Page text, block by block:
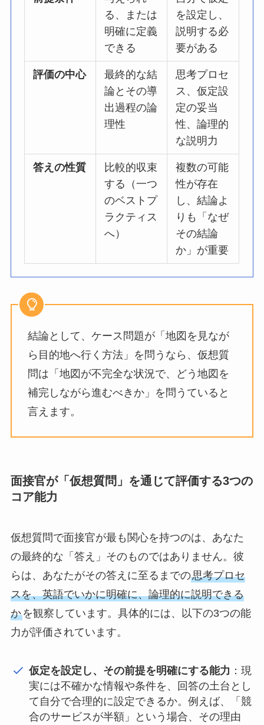
る、または
明確に定義
できる
を設定し、
説明する必
要がある
評価の中心
最終的な結
論とその導
出過程の論
理性
思考プロセ
ス、仮定設
定の妥当
性、論理的
な説明力
答えの性質
比較的収束
する（一つ
のベストプ
ラクティス
へ）
複数の可能
性が存在
し、結論よ
りも「なぜ
その結論
か」が重要
結論として、ケース問題が「地図を見なが
ら目的地へ行く方法」を問うなら、仮想質
問は「地図が不完全な状況で、どう地図を
補完しながら進むべきか」を問うていると
言えます。
面接官が「仮想質問」を通じて評価する3つの
コア能力
仮想質問で面接官が最も関心を持つのは、あなた
の最終的な「答え」そのものではありません。彼
らは、あなたがその答えに至るまでの思考プロセ
スを、英語でいかに明確に、論理的に説明できる
かを観察しています。具体的には、以下の3つの能
力が評価されています。
仮定を設定し、その前提を明確にする能力 ：現
実には不確かな情報や条件を、回答の土台とし
て自分で合理的に設定できるか。例えば、「競
合のサービスが半額」という場合、その理由